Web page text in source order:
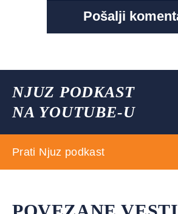
NJUZ PODKAST
NA YOUTUBE-U
Prati Njuz podkast